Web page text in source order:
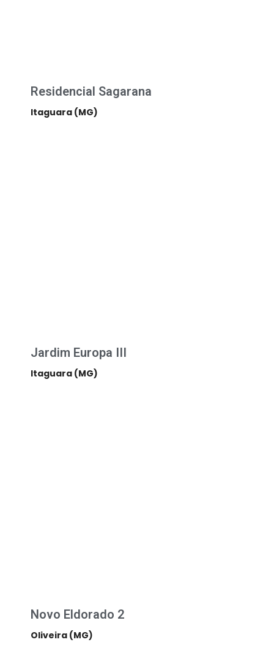
Residencial Sagarana
Itaguara (MG)
Jardim Europa III
Itaguara (MG)
Novo Eldorado 2
Oliveira (MG)